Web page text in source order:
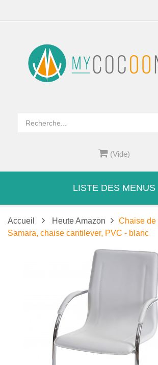
(Vide)
LISTE DES MENUS
Accueil Heute Amazon
Chaise de
Samara, chaise cantilever, PVC - blanc